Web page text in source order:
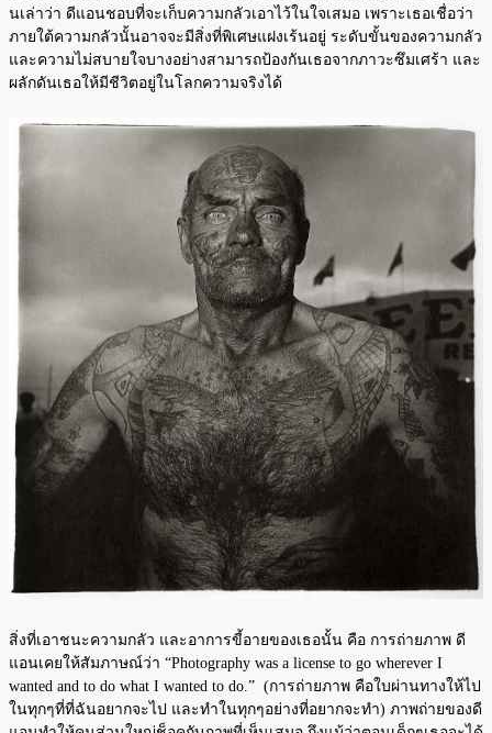
นเล่าว่า ดีแอนชอบที่จะเก็บความกลัวเอาไว้ในใจเสมอ เพราะเธอเชื่อว่า
ภายใต้ความกลัวนั้นอาจจะมีสิ่งที่พิเศษแฝงเร้นอยู่ ระดับขั้นของความกลัว
และความไม่สบายใจบางอย่างสามารถป้องกันเธอจากภาวะซึมเศร้า และ
ผลักดันเธอให้มีชีวิตอยู่ในโลกความจริงได้
สิ่งที่เอาชนะความกลัว และอาการขี้อายของเธอนั้น คือ การถ่ายภาพ ดี
แอนเคยให้สัมภาษณ์ว่า “Photography was a license to go wherever I
wanted and to do what I wanted to do.” (การถ่ายภาพ คือใบผ่านทางให้ไป
ในทุกๆที่ที่ฉันอยากจะไป และทำในทุกๆอย่างที่อยากจะทำ) ภาพถ่ายของดี